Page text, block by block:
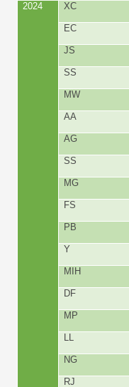
2024
XC
EC
JS
SS
MW
AA
AG
SS
MG
FS
PB
Y
MIH
DF
MP
LL
NG
RJ